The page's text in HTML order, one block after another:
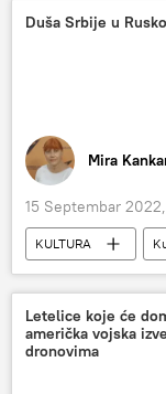
Duša Srbije u
Mira
15 Septembar
KULTURA
Društvo
Letelice koje će
američka vojska
dronovima